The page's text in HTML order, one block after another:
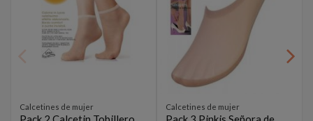
Calcetines de mujer Calcetines de mujer